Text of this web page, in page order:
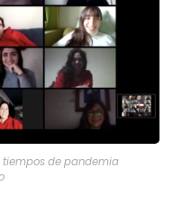
tiempos de pandemia